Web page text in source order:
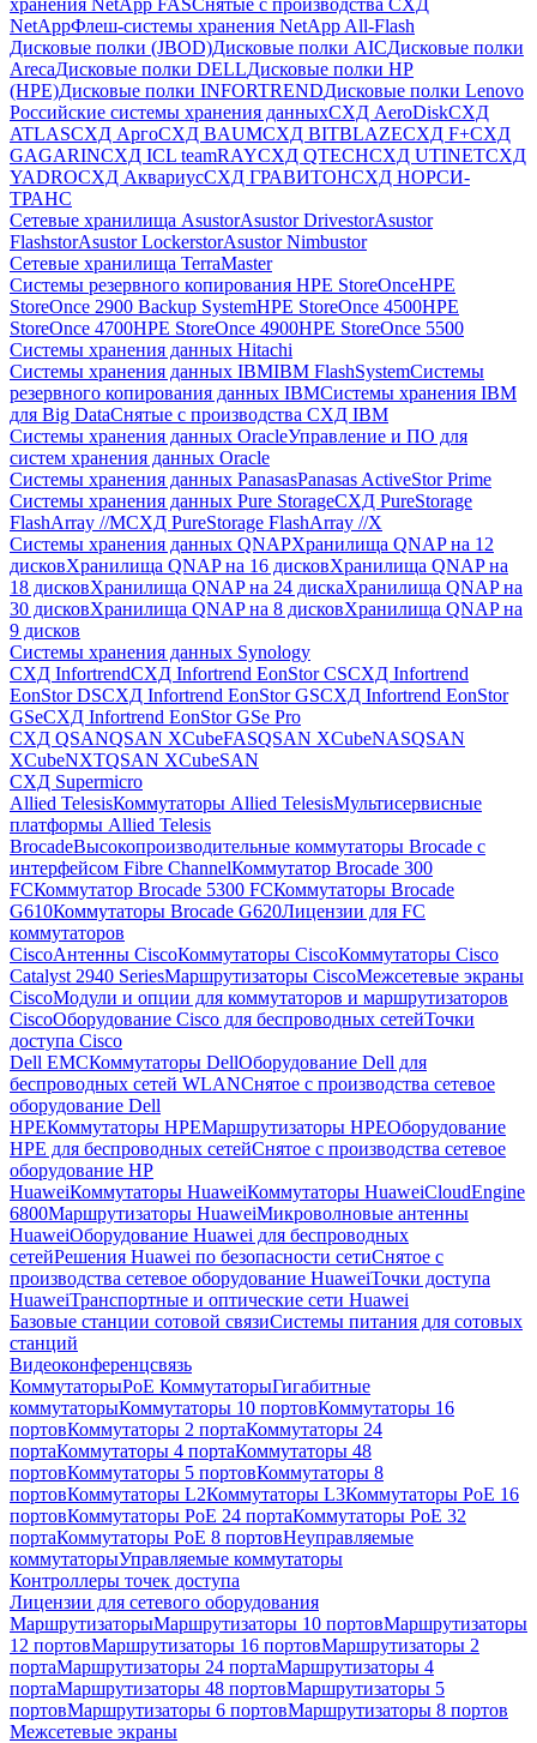
NetAppФлеш-системы хранения NetApp All-Flash
Дисковые полки (JBOD)Дисковые полки AICДисковые полки
ArecaДисковые полки DELLДисковые полки HP
(HPE)Дисковые полки INFORTRENDДисковые полки Lenovo
Российские системы хранения данныхСХД AeroDiskСХД
ATLASСХД AргоСХД BAUMСХД BITBLAZEСХД F+СХД
GAGARINСХД ICL teamRAYСХД QTECHСХД UTINETСХД
YADROСХД АквариусСХД ГРАВИТОНСХД НОРСИ-
ТРАНС
Сетевые хранилища AsustorAsustor DrivestorAsustor
FlashstorAsustor LockerstorAsustor Nimbustor
Сетевые хранилища TerraMaster
Системы резервного копирования HPE StoreOnceHPE
StoreOnce 2900 Backup SystemHPE StoreOnce 4500HPE
StoreOnce 4700HPE StoreOnce 4900HPE StoreOnce 5500
Системы хранения данных Hitachi
Системы хранения данных IBMIBM FlashSystemСистемы
резервного копирования данных IBMСистемы хранения IBM
для Big DataСнятые с производства СХД IBM
Системы хранения данных OracleУправление и ПО для
систем хранения данных Oracle
Системы хранения данных PanasasPanasas ActiveStor Prime
Системы хранения данных Pure StorageСХД PureStorage
FlashArray //MСХД PureStorage FlashArray //X
Системы хранения данных QNAPХранилища QNAP на 12
дисковХранилища QNAP на 16 дисковХранилища QNAP на
18 дисковХранилища QNAP на 24 дискаХранилища QNAP на
30 дисковХранилища QNAP на 8 дисковХранилища QNAP на
9 дисков
Системы хранения данных Synology
СХД InfortrendСХД Infortrend EonStor CSСХД Infortrend
EonStor DSСХД Infortrend EonStor GSСХД Infortrend EonStor
GSeСХД Infortrend EonStor GSe Pro
СХД QSANQSAN XCubeFASQSAN XCubeNASQSAN
XCubeNXTQSAN XCubeSAN
СХД Supermicro
Allied TelesisКоммутаторы Allied TelesisМультисервисные
платформы Allied Telesis
BrocadeВысокопроизводительные коммутаторы Brocade с
интерфейсом Fibre ChannelКоммутатор Brocade 300
FCКоммутатор Brocade 5300 FCКоммутаторы Brocade
G610Коммутаторы Brocade G620Лицензии для FC
коммутаторов
CiscoАнтенны CiscoКоммутаторы CiscoКоммутаторы Cisco
Catalyst 2940 SeriesМаршрутизаторы CiscoМежсетевые экраны
CiscoМодули и опции для коммутаторов и маршрутизаторов
CiscoОборудование Cisco для беспроводных сетейТочки
доступа Cisco
Dell EMCКоммутаторы DellОборудование Dell для
беспроводных сетей WLANСнятое с производства сетевое
оборудование Dell
HPEКоммутаторы HPEМаршрутизаторы HPEОборудование
HPE для беспроводных сетейСнятое с производства сетевое
оборудование HP
HuaweiКоммутаторы HuaweiКоммутаторы HuaweiCloudEngine
6800Маршрутизаторы HuaweiМикроволновые антенны
HuaweiОборудование Huawei для беспроводных
сетейРешения Huawei по безопасности сетиСнятое с
производства сетевое оборудование HuaweiТочки доступа
HuaweiТранспортные и оптические сети Huawei
Базовые станции сотовой связиСистемы питания для сотовых
станций
Видеоконференцсвязь
КоммутаторыPoE КоммутаторыГигабитные
коммутаторыКоммутаторы 10 портовКоммутаторы 16
портовКоммутаторы 2 портаКоммутаторы 24
портаКоммутаторы 4 портаКоммутаторы 48
портовКоммутаторы 5 портовКоммутаторы 8
портовКоммутаторы L2Коммутаторы L3Коммутаторы PoE 16
портовКоммутаторы PoE 24 портаКоммутаторы PoE 32
портаКоммутаторы PoE 8 портовНеуправляемые
коммутаторыУправляемые коммутаторы
Контроллеры точек доступа
Лицензии для сетевого оборудования
МаршрутизаторыМаршрутизаторы 10 портовМаршрутизаторы
12 портовМаршрутизаторы 16 портовМаршрутизаторы 2
портаМаршрутизаторы 24 портаМаршрутизаторы 4
портаМаршрутизаторы 48 портовМаршрутизаторы 5
портовМаршрутизаторы 6 портовМаршрутизаторы 8 портов
Межсетевые экраны